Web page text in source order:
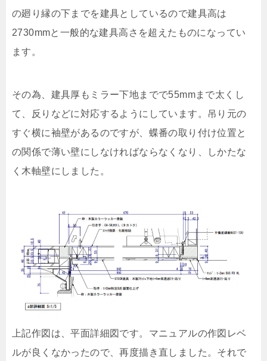
の廻り縁の下までを建具としているので建具高は
2730mmと一般的な建具高さを超えたものになってい
ます。
その為、建具厚もミラー下地までで55mmまで太くし
て、反りなどに対応するようにしています。吊り元の
すぐ横に袖壁があるのですが、蝶番の取り付け位置と
の関係で薄い壁にしなければならなくなり、しかたな
く木軸壁にしました。
上記作図は、平面詳細図です。マニュアルの作図レベ
ルが良くなかったので、再度描き直しました。それで